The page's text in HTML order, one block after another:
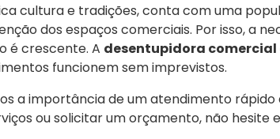
cultura e tradições, conta com uma
dos espaços comerciais. Por isso, a
é crescente. A desentupidora comercial
funcionem sem imprevistos.
a importância de um atendimento rápido
ou solicitar um orçamento, não hesite